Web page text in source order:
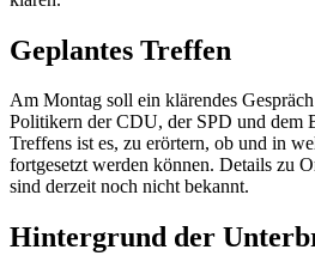
Geplantes Treffen
Am Montag soll ein klärendes
Politikern der CDU, der SPD und dem
Treffens ist es, zu erörtern, ob und in
fortgesetzt werden können. Details zu
sind derzeit noch nicht bekannt.
Hintergrund der